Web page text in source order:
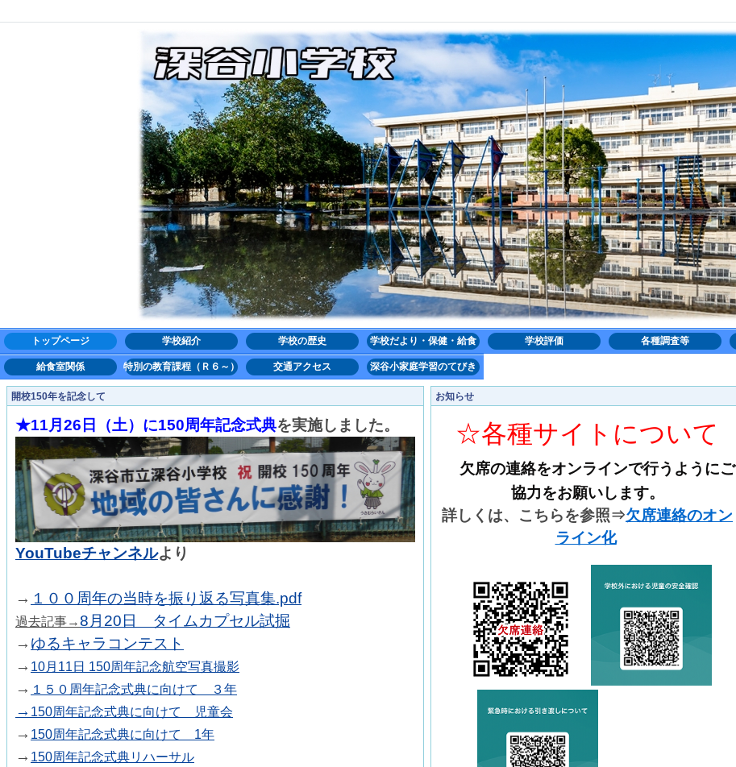
トップページ 学校紹介 学校の歴史 学校だより・保健・給食 学校評価 各種調査等
給食室関係 特別の教育課程（Ｒ６～） 交通アクセス 深谷小家庭学習のてびき
開校150年を記念して
★11月26日（土）に150周年記念式典を実施しました。
YouTubeチャンネルより
→ １００周年の当時を振り返る写真集.pdf
過去記事→8月20日 タイムカプセル試掘
→ ゆるキャラコンテスト
→ 10月11日 150周年記念航空写真撮影
→ １５０周年記念式典に向けて ３年
→ 150周年記念式典に向けて 児童会
→ 150周年記念式典に向けて 1年
→ 150周年記念式典リハーサル
お知らせ
☆各種サイトについて
欠席の連絡をオンラインで行うようにご
協力をお願いします。
詳しくは、こちらを参照⇒欠席連絡のオン
ライン化